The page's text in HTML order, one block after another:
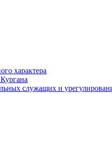
характера
служащих и